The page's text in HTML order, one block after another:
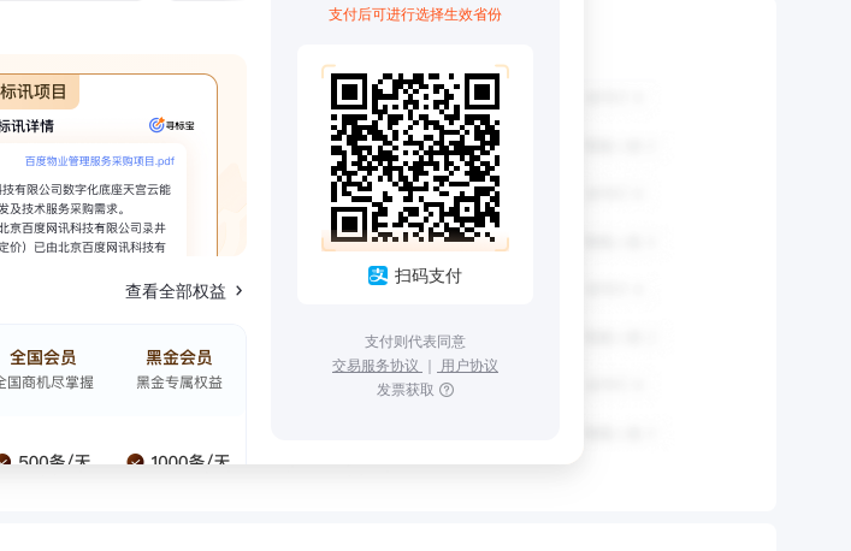
查看全部权益
支付后可进行选择生效省份
扫码支付
支付则代表同意
交易服务协议 ｜ 用户协议
发票获取